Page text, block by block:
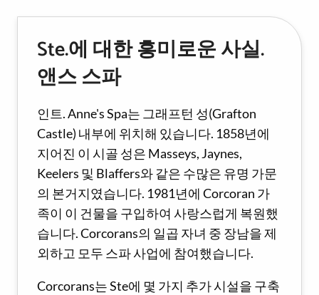
Ste.에 대한 흥미로운 사실.
앤스 스파
인트. Anne's Spa는 그래프턴 성(Grafton
Castle) 내부에 위치해 있습니다. 1858년에
지어진 이 시골 성은 Masseys, Jaynes,
Keelers 및 Blaffers와 같은 수많은 유명 가문
의 본거지였습니다. 1981년에 Corcoran 가
족이 이 건물을 구입하여 사랑스럽게 복원했
습니다. Corcorans의 일곱 자녀 중 장남을 제
외하고 모두 스파 사업에 참여했습니다.
Corcorans는 Ste에 몇 가지 추가 시설을 구축